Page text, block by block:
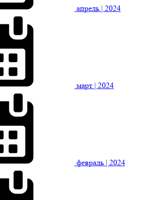
апрель | 2024
март | 2024
февраль | 2024